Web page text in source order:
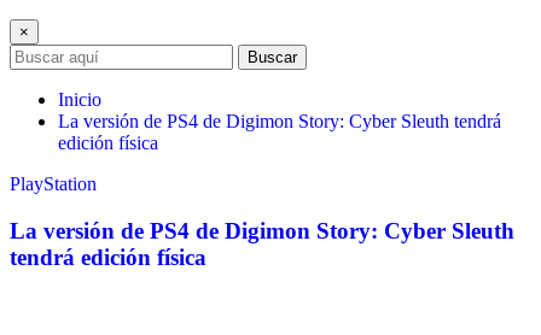
×
Buscar
Inicio
La versión de PS4 de Digimon Story: Cyber Sleuth tendrá
edición física
PlayStation
La versión de PS4 de Digimon Story: Cyber Sleuth
tendrá edición física